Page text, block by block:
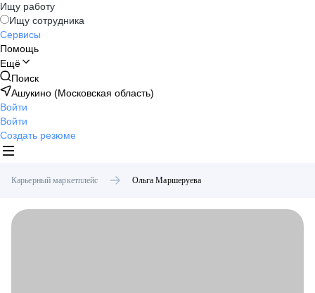
Ищу работу
Ищу сотрудника
Сервисы
Помощь
Ещё
Поиск
Ашукино (Московская область)
Войти
Войти
Создать резюме
Карьерный маркетплейс Ольга Маршеруева